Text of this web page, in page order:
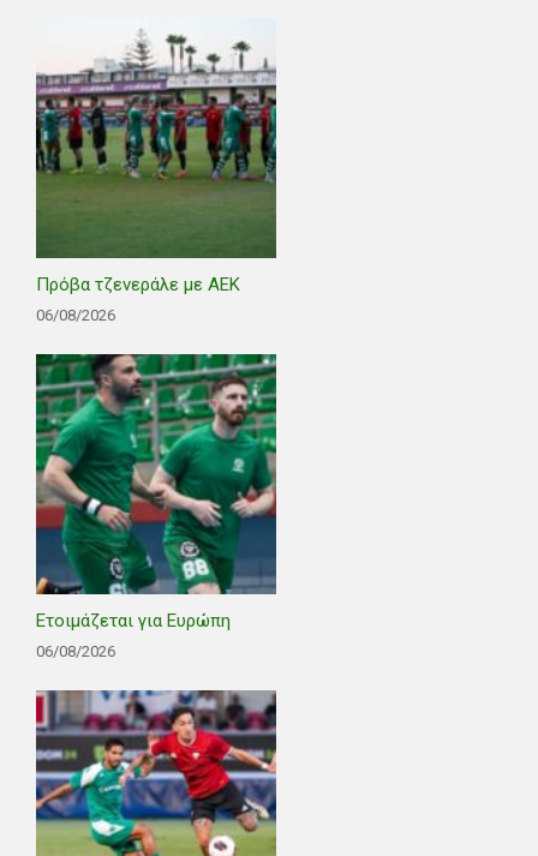
Πρόβα τζενεράλε με ΑΕΚ
06/08/2026
Ετοιμάζεται για Ευρώπη
06/08/2026